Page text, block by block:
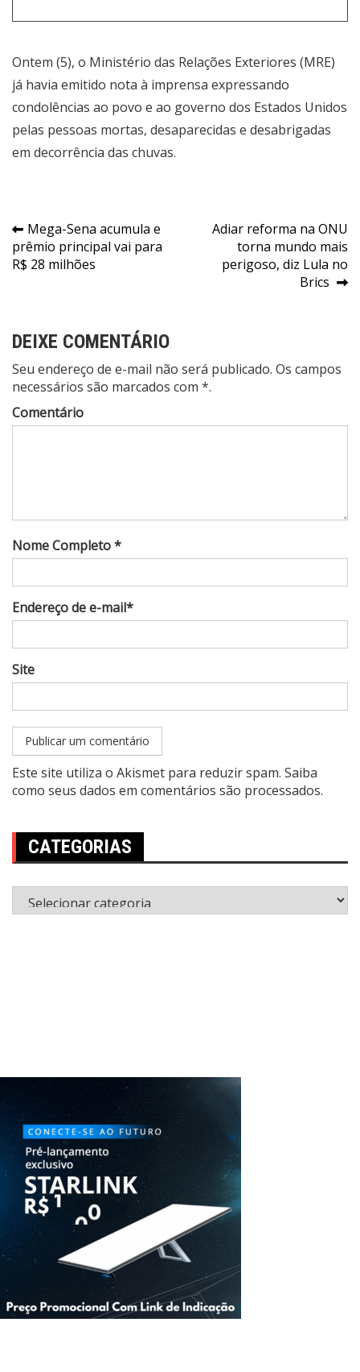
Ontem (5), o Ministério das Relações Exteriores (MRE)
já havia emitido nota à imprensa expressando
condolências ao povo e ao governo dos Estados Unidos
pelas pessoas mortas, desaparecidas e desabrigadas
em decorrência das chuvas.
Navegação
de
Mega-Sena acumula e
prêmio principal vai para
R$ 28 milhões
Adiar reforma na ONU
torna mundo mais
perigoso, diz Lula no
Brics
DEIXE COMENTÁRIO
Seu endereço de e-mail não será publicado. Os campos
necessários são marcados com *.
Comentário
Nome Completo *
Endereço de e-mail*
Site
Este site utiliza o Akismet para reduzir spam. Saiba
como seus dados em comentários são processados.
CATEGORIAS
Categorias